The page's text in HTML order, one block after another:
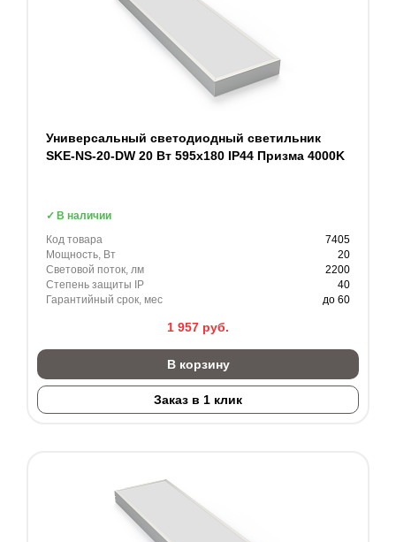
Универсальный светодиодный светильник
SKE-NS-20-DW 20 Вт 595x180 IP44 Призма 4000K
В наличии
Код товара
7405
Мощность, Вт
20
Световой поток, лм
2200
Степень защиты IP
40
Гарантийный срок, мес
до 60
1 957 руб.
В корзину
Заказ в 1 клик